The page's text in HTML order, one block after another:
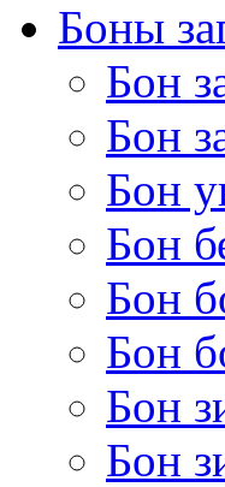
Боны
Бон
Бон
Бон
Бон
Бон
Бон
Бон
Бон